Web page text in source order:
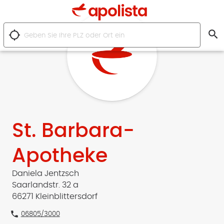
location_searching search
St. Barbara-
Apotheke
Daniela Jentzsch
Saarlandstr. 32 a
66271 Kleinblittersdorf
phone 06805/3000